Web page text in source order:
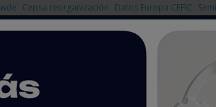
Cepsa reorganización Datos Europa CEFIC